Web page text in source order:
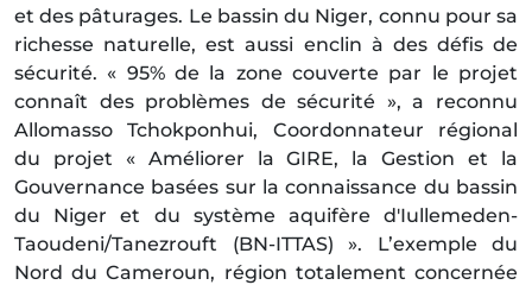
et des pâturages. Le bassin du Niger, connu pour sa
richesse naturelle, est aussi enclin à des défis de
sécurité. « 95% de la zone couverte par le projet
connaît des problèmes de sécurité », a reconnu
Allomasso Tchokponhui, Coordonnateur régional
du projet « Améliorer la GIRE, la Gestion et la
Gouvernance basées sur la connaissance du bassin
du Niger et du système aquifère d'Iullemeden-
Taoudeni/Tanezrouft (BN-ITTAS) ». L’exemple du
Nord du Cameroun, région totalement concernée